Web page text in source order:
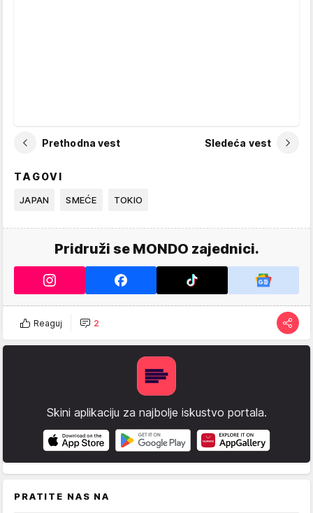
Prethodna vest Sledeća vest
TAGOVI
JAPAN SMEĆE TOKIO
Pridruži se MONDO zajednici.
Reaguj 2
Skini aplikaciju za najbolje iskustvo portala.
PRATITE NAS NA